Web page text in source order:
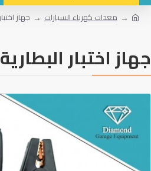
معدات كهرباء السيارات
جهاز
جهاز اختبار